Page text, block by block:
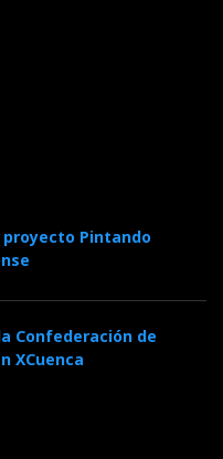
proyecto Pintando
Confederación de
XCuenca